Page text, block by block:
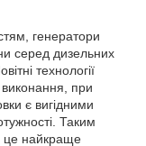
генератори
серед дизельних
технології
виконання, при
є вигідними
Таким
це найкраще